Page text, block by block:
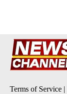
Terms of Service |